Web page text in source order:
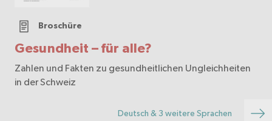
Gesundheit – für alle?
Broschüre
Zahlen und Fakten zu gesundheitlichen Ungleichheiten
in der Schweiz
Deutsch & 3 weitere Sprachen